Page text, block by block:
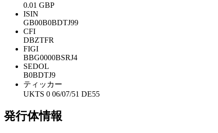
0.01 GBP
ISIN
GB00B0BDTJ99
CFI
DBZTFR
FIGI
BBG0000BSRJ4
SEDOL
B0BDTJ9
ティッカー
UKTS 0 06/07/51 DE55
発行体情報